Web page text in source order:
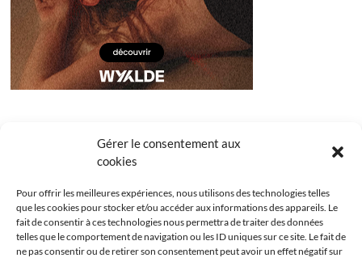
Gérer le consentement aux
cookies
Pour offrir les meilleures expériences, nous utilisons des technologies telles
que les cookies pour stocker et/ou accéder aux informations des appareils. Le
fait de consentir à ces technologies nous permettra de traiter des données
telles que le comportement de navigation ou les ID uniques sur ce site. Le fait de
ne pas consentir ou de retirer son consentement peut avoir un effet négatif sur